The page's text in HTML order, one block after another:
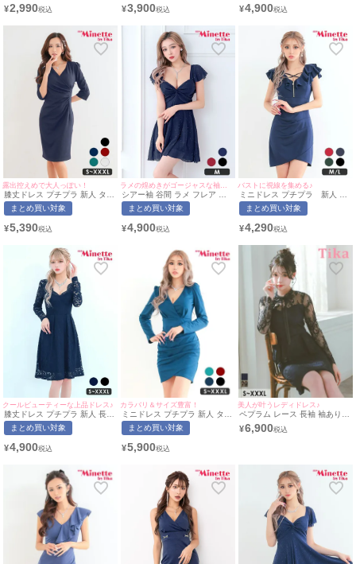
¥2,990
ー キャバドレス (ひなたまる着
myMinette/マイミネット
¥3,900 ¥4,900
露出控えめで大人っぽい！
膝丈ドレス プチプラ 新人 タイ
ト 袖あり ネイビー ワンカラー
シンプル Vネック 7分袖 カシ
ぴ着用/S〜XXXLサイズ対応) |
まとめ買い対象
¥5,390
ラメの煌めきがゴージャスな袖ありドレス♡
シアー袖 谷間 ラメ フレア ミ
ニドレス (せいせい着用/Mサイ
ズ対応) | myMinette/マイミネ
まとめ買い対象
¥4,900
バストに視線を集める♪
ミニドレス プチプラ 新人 タ
イト セクシー 低身長 谷間 フ
リル袖 パール バストクロス 黒
用/M~Lサイズ対応) |
まとめ買い対象
¥4,290
クールビューティーな上品ドレス♪
膝丈ドレス プチプラ 新人 長袖
ワンピース フレア セクシー レ
ース 花柄 谷間 ネイビー レー
用/S~XXXL対応) | myMinette/
まとめ買い対象
¥4,900
カラバリ＆サイズ豊富！
ミニドレス プチプラ 新人 タイ
ト 長袖 ワンピース 低身長 谷
間 スナック 同伴 袖ラップ ワ
ス (あおぽん着用/S〜XXXLサ
まとめ買い対象
¥5,900
美人が叶うレディドレス♪
ペプラム レース 長袖 袖あり
ネックリボン タイト 膝丈ドレ
ス (Sサイズ～XXXLサイズ) (雨
¥6,900